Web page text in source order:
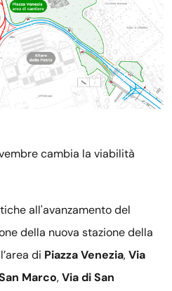
cambia la viabilità
all'avanzamento del
della nuova stazione della
di Piazza Venezia,Via
Marco,Via di San